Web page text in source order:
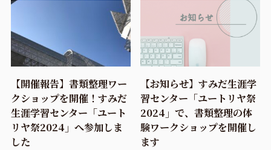
【開催報告】書類整理ワー
クショップを開催！すみだ
生涯学習センター「ユート
リヤ祭2024」へ参加しま
した
【お知らせ】すみだ生涯学
習センター「ユートリヤ祭
2024」で、書類整理の体
験ワークショップを開催し
ます